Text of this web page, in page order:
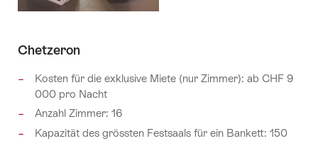
Chetzeron
Kosten für die exklusive Miete (nur Zimmer): ab CHF 9
000 pro Nacht
Anzahl Zimmer: 16
Kapazität des grössten Festsaals für ein Bankett: 150